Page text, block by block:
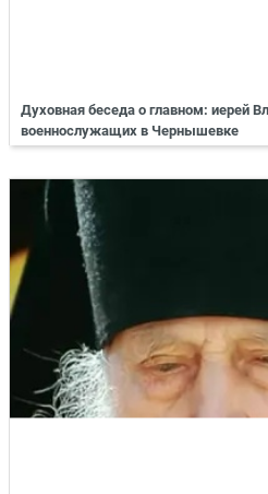
Духовная беседа о главном: иерей
военнослужащих в Чернышевке